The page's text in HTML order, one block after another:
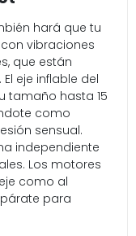
hará que tu
vibraciones
que están
eje inflable del
tamaño hasta 15
como
sensual.
independiente
Los motores
como al
para